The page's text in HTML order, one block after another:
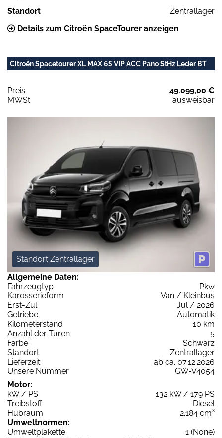
Standort
Zentrallager
Details zum Citroën SpaceTourer anzeigen
Citroën Spacetourer XL MAX 6S VIP ACC Pano StHz Leder BT
Preis:
49.099,00 €
MWSt:
ausweisbar
Standort Zentrallager
Allgemeine Daten:
Fahrzeugtyp
Pkw
Karosserieform
Van / Kleinbus
Erst-Zul.
Jul / 2026
Getriebe
Automatik
Kilometerstand
10 km
Anzahl der Türen
5
Farbe
Schwarz
Standort
Zentrallager
Lieferzeit
ab ca. 07.12.2026
Unsere Nummer
GW-V4054
Motor:
kW / PS
132 kW / 179 PS
Treibstoff
Diesel
Hubraum
2.184 cm³
Umweltnormen:
Umweltplakette
1 (None)